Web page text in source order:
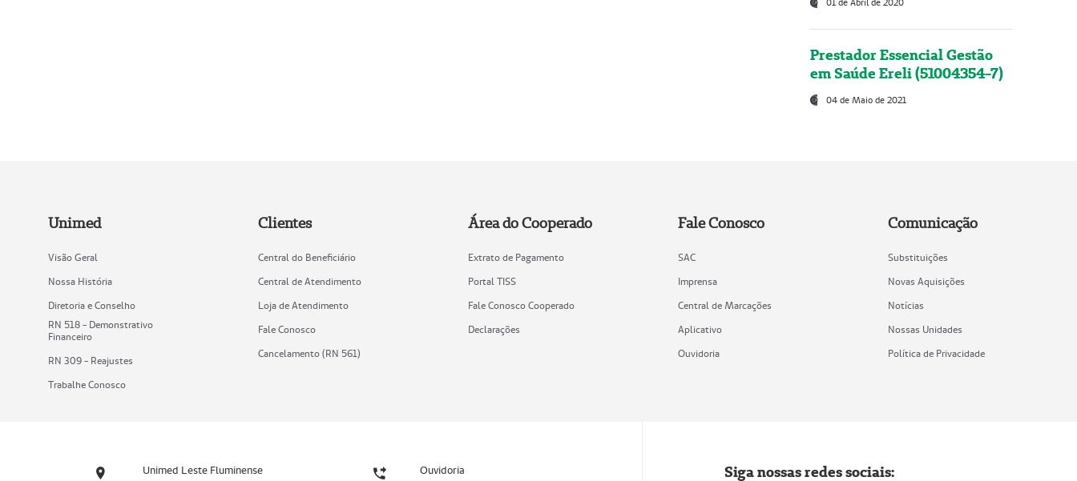
01 de Abril de 2020
Prestador Essencial Gestão
em Saúde Ereli (51004354-7)
04 de Maio de 2021
Unimed
Visão Geral
Nossa História
Diretoria e Conselho
RN 518 - Demonstrativo
Financeiro
RN 309 - Reajustes
Trabalhe Conosco
Clientes
Central do Beneficiário
Central de Atendimento
Loja de Atendimento
Fale Conosco
Cancelamento (RN 561)
Área do Cooperado
Extrato de Pagamento
Portal TISS
Fale Conosco Cooperado
Declarações
Fale Conosco
SAC
Imprensa
Central de Marcações
Aplicativo
Ouvidoria
Comunicação
Substituições
Novas Aquisições
Notícias
Nossas Unidades
Política de Privacidade
Unimed Leste Fluminense Ouvidoria Siga nossas redes sociais: